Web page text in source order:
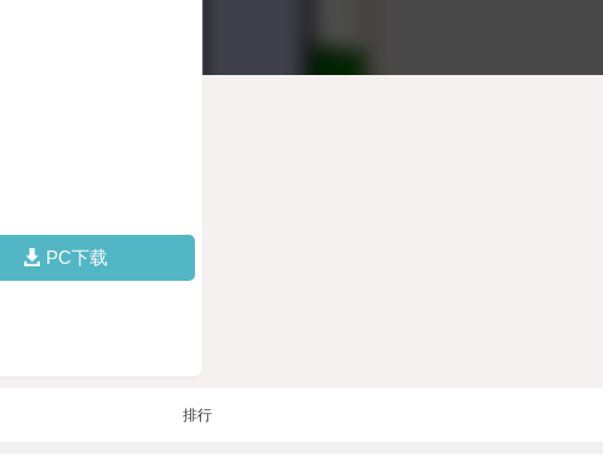
PC下载
排行